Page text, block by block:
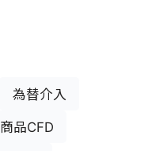
為替介入
商品CFD